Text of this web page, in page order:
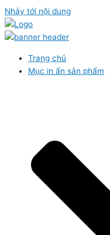
Nhảy tới nội dung
Trang chủ
Mục in ấn sản phẩm